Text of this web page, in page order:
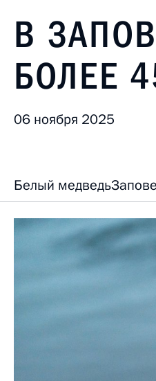
В
БОЛЕЕ
06 ноября 2025
Белый медведь